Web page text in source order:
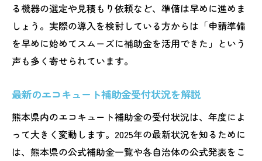
点
光熱費削減を実感できるエコキュートの選
び方
エコキュート補助金と家庭の電気代比較ポ
エコキュート補助金の条件と申請時の注意点
エコキュート補助金の対象条件を事前確認
熊本県のエコキュート補助金申請で注意す
る機器の選定や見積もり依頼など、準備は早めに進めま
しょう。実際の導入を検討している方からは「申請準備
を早めに始めてスムーズに補助金を活用できた」という
声も多く寄せられています。
最新のエコキュート補助金受付状況を解説
熊本県内のエコキュート補助金の受付状況は、年度によ
って大きく変動します。2025年の最新状況を知るために
は、熊本県の公式補助金一覧や各自治体の公式発表をこ